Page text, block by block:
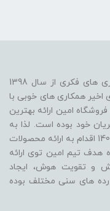
فروشگاه امین فعالیت خود را در زمینه بازی های فکری از سال 1398
همکاری های خوبی با
امین ارائه بهترین
خود بوده است. لذا به
منظور گسترش خدمات خود در مرداد سال 1400 اقدام به ارائه محصولات
هدف تیم امین توی ارائه
و تقویت هوش، ایجاد
های سنی مختلف بوده